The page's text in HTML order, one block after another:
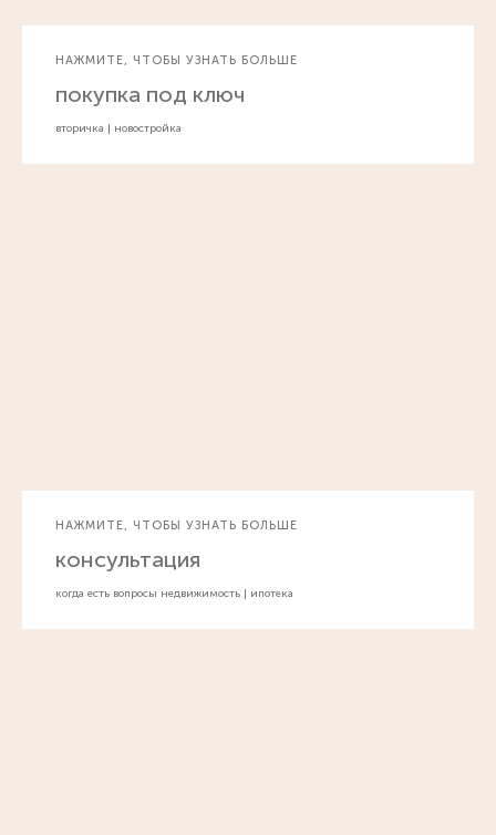
НАЖМИТЕ, ЧТОБЫ УЗНАТЬ БОЛЬШЕ
покупка под ключ
вторичка | новостройка
НАЖМИТЕ, ЧТОБЫ УЗНАТЬ БОЛЬШЕ
консультация
когда есть вопросы недвижимость | ипотека